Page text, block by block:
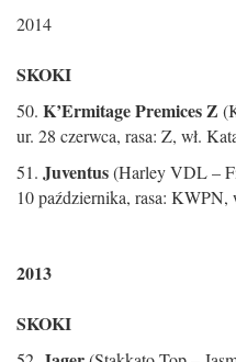
2014
SKOKI
50. K’Ermitage Premices Z
ur. 28 czerwca, rasa: Z, wł.
51. Juventus(Harley VDL –
10 października, rasa: KWPN,
2013
SKOKI